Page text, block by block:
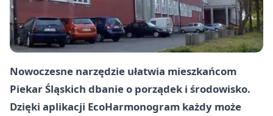
Nowoczesne narzędzie ułatwia mieszkańcom
Piekar Śląskich dbanie o porządek i środowisko.
Dzięki aplikacji EcoHarmonogram każdy może